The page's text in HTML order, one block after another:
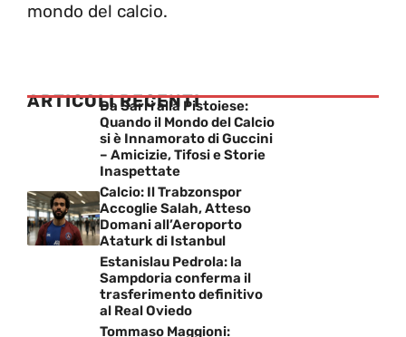
mondo del calcio.
ARTICOLI RECENTI
Da Sarri alla Pistoiese:
Quando il Mondo del Calcio
si è Innamorato di Guccini
– Amicizie, Tifosi e Storie
Inaspettate
Calcio: Il Trabzonspor
Accoglie Salah, Atteso
Domani all’Aeroporto
Ataturk di Istanbul
Estanislau Pedrola: la
Sampdoria conferma il
trasferimento definitivo
al Real Oviedo
Tommaso Maggioni: